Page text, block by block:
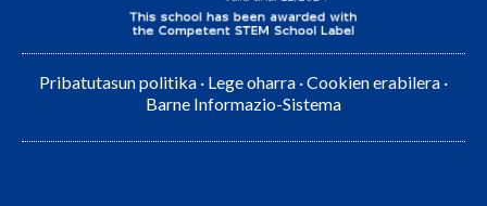
Pribatutasun politika · Lege oharra ·Cookien erabilera ·
Barne Informazio-Sistema